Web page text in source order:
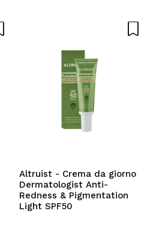
Altruist - Crema da giorno
Dermatologist Anti-
Redness & Pigmentation
Light SPF50